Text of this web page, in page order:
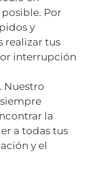
Por
y
realizar tus
interrupción
. Nuestro
la
a todas tus
y el